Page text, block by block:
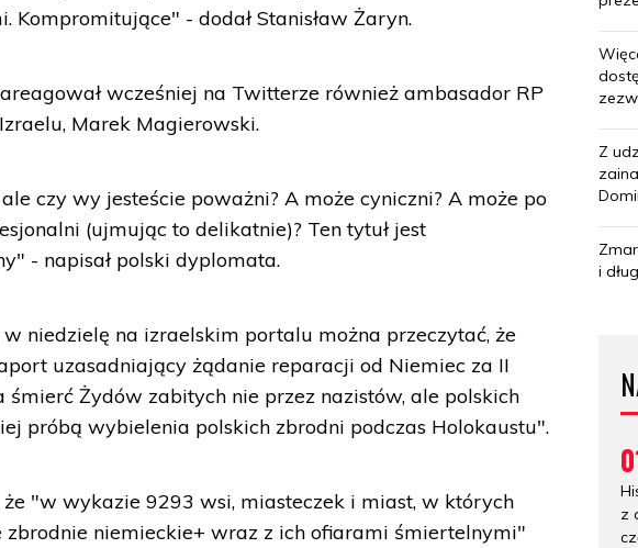
Kompromitujące" - dodał Stanisław Żaryn.
wcześniej na Twitterze również ambasador RP
Marek Magierowski.
czy wy jesteście poważni? A może cyniczni? A może po
(ujmując to delikatnie)? Ten tytuł jest
- napisał polski dyplomata.
niedzielę na izraelskim portalu można przeczytać, że
uzasadniający żądanie reparacji od Niemiec za II
Żydów zabitych nie przez nazistów, ale polskich
próbą wybielenia polskich zbrodni podczas Holokaustu".
że "w wykazie 9293 wsi, miasteczek i miast, w których
zbrodnie niemieckie+ wraz z ich ofiarami śmiertelnymi"
Z
i
z